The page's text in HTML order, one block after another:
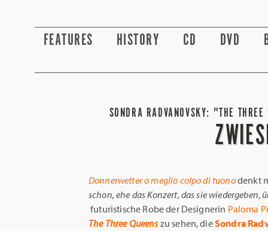
FEATURES HISTORY CD DVD
SONDRA RADVANOVSKY: "THE
Donnerwetter o meglio colpo di tuonodenkt
schon, ehe das Konzert, das sie wiedergeben,
futuristische Robe der Designerin Paloma
The Three Queenszu sehen, dieSondra